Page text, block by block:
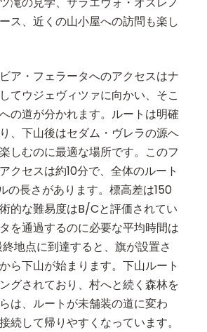
ス、近くの山小屋への訪問も楽し
ア・フェラータへのアクセスはナ
てウジェヴィツァに向かい、そこ
の道が分かれます。ルートは明確
、下山後はセダム・ヴレラの源へ
しむのに最適な場所です。このフ
クセスは約10分で、全体のルート
の長さがあります。標高差は150
的な難易度はB/Cと評価されてい
を通過するのに必要な平均時間は
地点に到達すると、旗が設置さ
ら下山が始まります。下山ルート
グされており、村へと続く森林を
は、ルートが未舗装の道に変わ
続して帰りやすくなっています。